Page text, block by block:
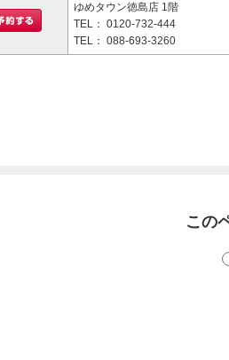
ゆめタウン徳島店 1階
TEL： 0120-732-444
TEL： 088-693-3260
この